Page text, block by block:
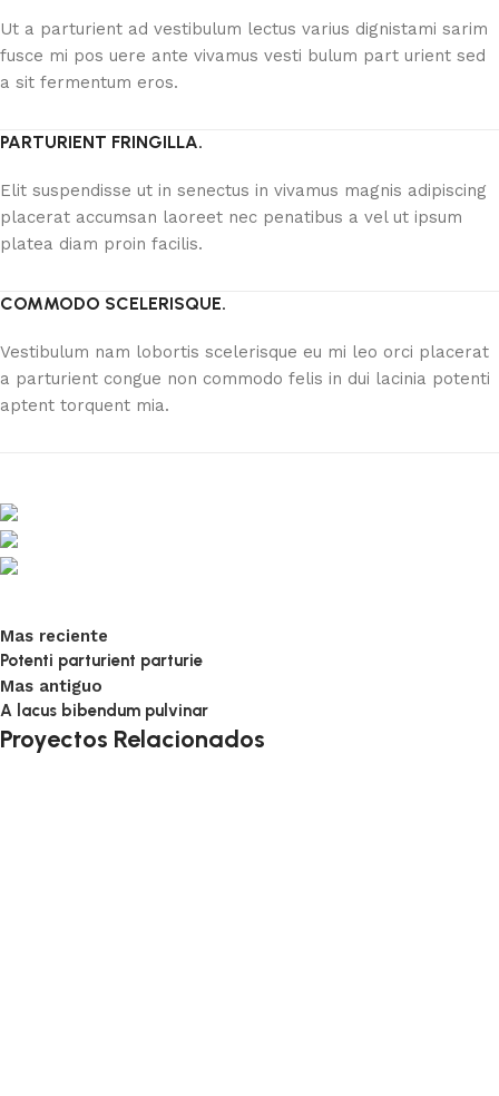
Ut a parturient ad vestibulum lectus varius dignistami sarim
fusce mi pos uere ante vivamus vesti bulum part urient sed
a sit fermentum eros.
PARTURIENT FRINGILLA.
Elit suspendisse ut in senectus in vivamus magnis adipiscing
placerat accumsan laoreet nec penatibus a vel ut ipsum
platea diam proin facilis.
COMMODO SCELERISQUE.
Vestibulum nam lobortis scelerisque eu mi leo orci placerat
a parturient congue non commodo felis in dui lacinia potenti
aptent torquent mia.
Mas reciente
Potenti parturient parturie
Mas antiguo
A lacus bibendum pulvinar
Proyectos Relacionados